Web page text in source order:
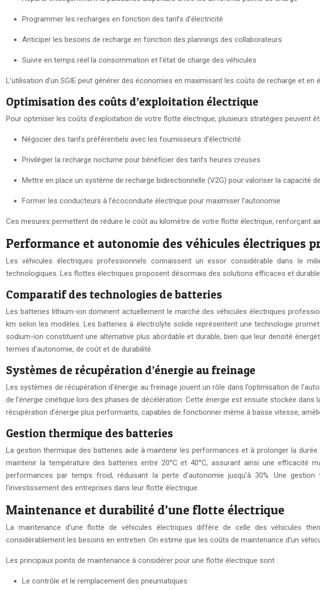
Programmer les recharges en fonction des tarifs d’électricité
Anticiper les besoins de recharge en fonction des plannings des collaborateurs
Suivre en temps réel la consommation et l’état de charge des véhicules
L’utilisation d’un SGIE peut générer des économies en maximisant les coûts de recharge et
Optimisation des coûts d’exploitation électrique
Pour optimiser les coûts d’exploitation de votre flotte électrique, plusieurs stratégies peuvent
Négocier des tarifs préférentiels avec les fournisseurs d’électricité
Privilégier la recharge nocturne pour bénéficier des tarifs heures creuses
Mettre en place un système de recharge bidirectionnelle (V2G) pour valoriser la capacité
Former les conducteurs à l’écoconduite électrique pour maximiser l’autonomie
Ces mesures permettent de réduire le coût au kilomètre de votre flotte électrique, renforçant
Performance et autonomie des véhicules électriques
Les véhicules électriques professionnels connaissent un essor considérable dans le
technologiques. Les flottes électriques proposent désormais des solutions efficaces et
Comparatif des technologies de batteries
Les batteries lithium-ion dominent actuellement le marché des véhicules électriques
km selon les modèles. Les batteries à électrolyte solide représentent une technologie
sodium-ion constituent une alternative plus abordable et durable, bien que leur densité
termes d’autonomie, de coût et de durabilité.
Systèmes de récupération d’énergie au freinage
Les systèmes de récupération d’énergie au freinage jouent un rôle dans l’optimisation de
de l’énergie cinétique lors des phases de décélération. Cette énergie est ensuite stockée
récupération d’énergie plus performants, capables de fonctionner même à basse vitesse,
Gestion thermique des batteries
La gestion thermique des batteries aide à maintenir les performances et à prolonger la
maintenir la température des batteries entre 20°C et 40°C, assurant ainsi une efficacité
performances par temps froid, réduisant la perte d’autonomie jusqu’à 30%. Une
l’investissement des entreprises dans leur flotte électrique.
Maintenance et durabilité d’une flotte électrique
La maintenance d’une flotte de véhicules électriques diffère de celle des véhicules
considérablement les besoins en entretien. On estime que les coûts de maintenance d’un
Les principaux points de maintenance à considérer pour une flotte électrique sont :
Le contrôle et le remplacement des pneumatiques